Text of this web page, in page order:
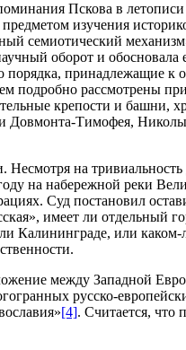
Пскова в
изучения
семиотический
оборот и
порядка, принадлежащие
подробно рассмотрены
крепости и башни,
Тимофея, Николы
Несмотря на
набережной реки
Суд постановил
имеет ли отдельный
Калининграде, или
между Западной
русско-
[4]. Считается,